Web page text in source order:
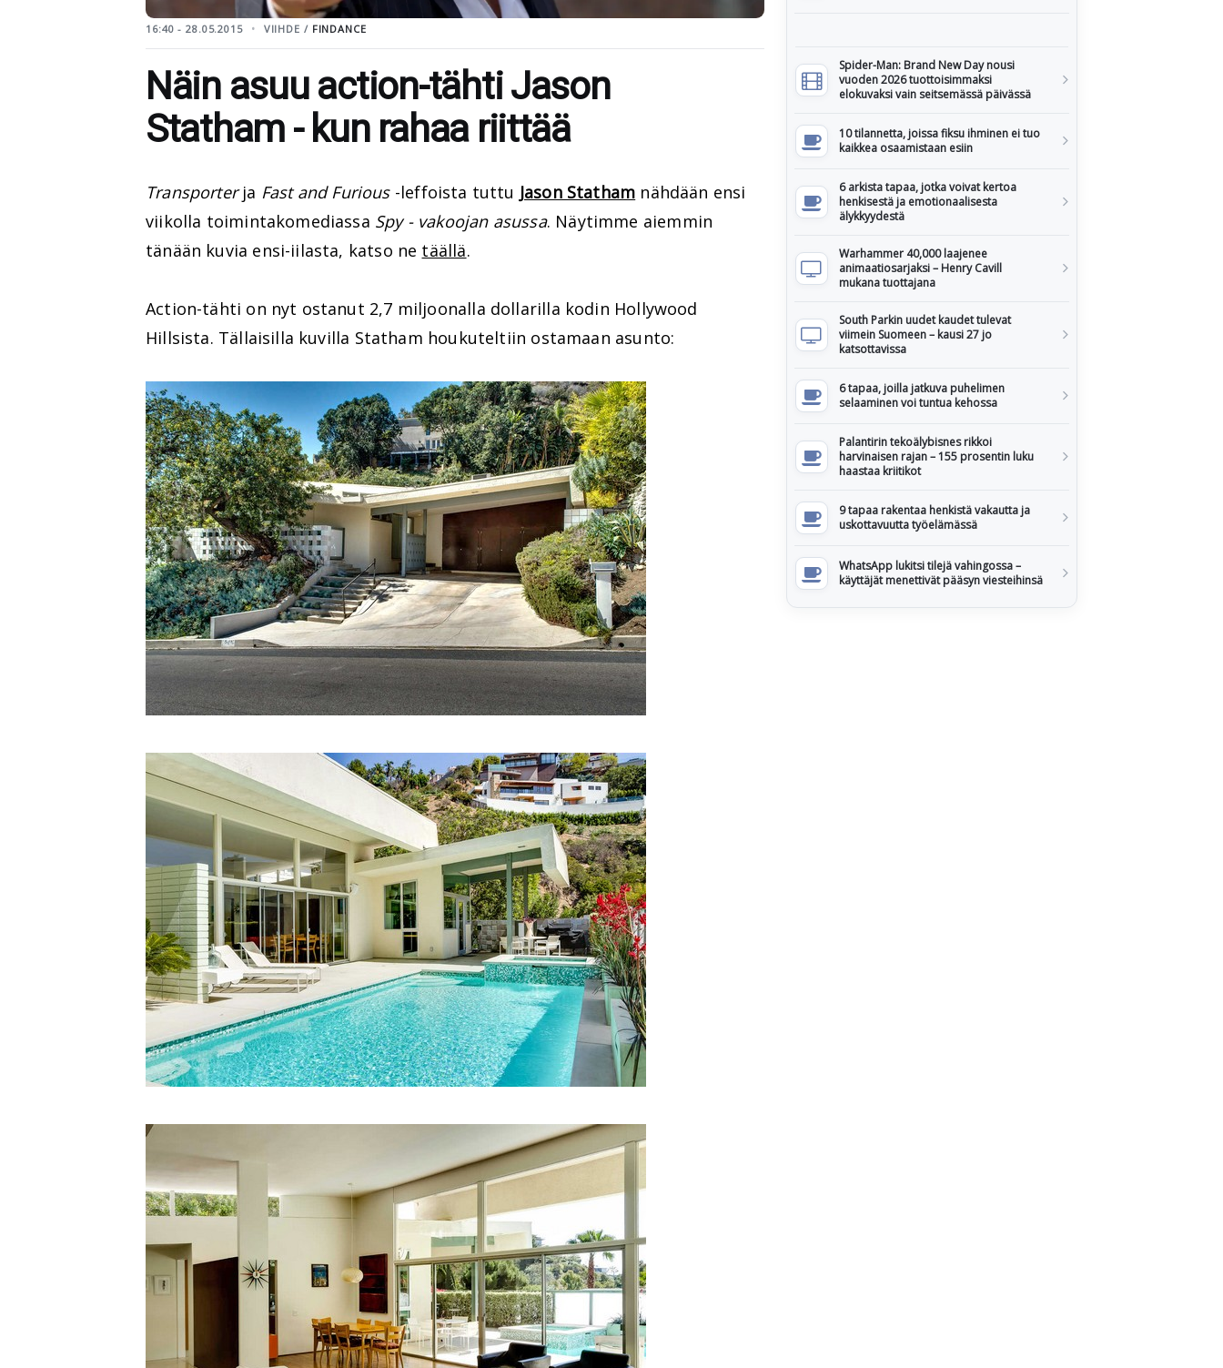
16:40 - 28.05.2015 VIIHDE / FINDANCE
Näin asuu action-tähti Jason
Statham - kun rahaa riittää
Transporterja Fast and Furious-leffoista tuttu Jason Statham nähdään ensi
viikolla toimintakomediassa Spy - vakoojan asussa. Näytimme aiemmin
tänään kuvia ensi-iilasta, katso ne täällä.
Action-tähti on nyt ostanut 2,7 miljoonalla dollarilla kodin Hollywood
Hillsista. Tällaisilla kuvilla Statham houkuteltiin ostamaan asunto:
Spider-Man: Brand New Day nousi
vuoden 2026 tuottoisimmaksi
elokuvaksi vain seitsemässä päivässä
10 tilannetta, joissa fiksu ihminen ei tuo
kaikkea osaamistaan esiin
6 arkista tapaa, jotka voivat kertoa
henkisestä ja emotionaalisesta
älykkyydestä
Warhammer 40,000 laajenee
animaatiosarjaksi – Henry Cavill
mukana tuottajana
South Parkin uudet kaudet tulevat
viimein Suomeen – kausi 27 jo
katsottavissa
6 tapaa, joilla jatkuva puhelimen
selaaminen voi tuntua kehossa
Palantirin tekoälybisnes rikkoi
harvinaisen rajan – 155 prosentin luku
haastaa kriitikot
9 tapaa rakentaa henkistä vakautta ja
uskottavuutta työelämässä
WhatsApp lukitsi tilejä vahingossa –
käyttäjät menettivät pääsyn viesteihinsä